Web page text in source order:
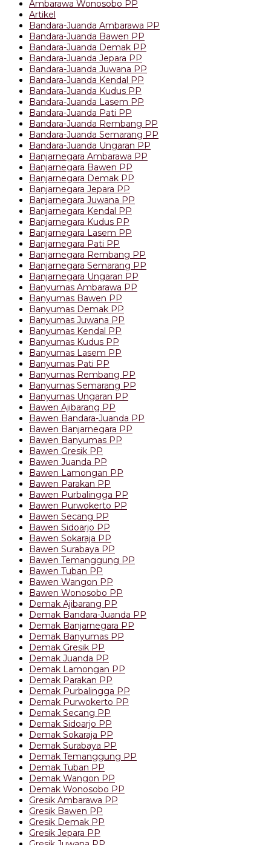
Ambarawa Wonosobo PP
Artikel
Bandara-Juanda Ambarawa PP
Bandara-Juanda Bawen PP
Bandara-Juanda Demak PP
Bandara-Juanda Jepara PP
Bandara-Juanda Juwana PP
Bandara-Juanda Kendal PP
Bandara-Juanda Kudus PP
Bandara-Juanda Lasem PP
Bandara-Juanda Pati PP
Bandara-Juanda Rembang PP
Bandara-Juanda Semarang PP
Bandara-Juanda Ungaran PP
Banjarnegara Ambarawa PP
Banjarnegara Bawen PP
Banjarnegara Demak PP
Banjarnegara Jepara PP
Banjarnegara Juwana PP
Banjarnegara Kendal PP
Banjarnegara Kudus PP
Banjarnegara Lasem PP
Banjarnegara Pati PP
Banjarnegara Rembang PP
Banjarnegara Semarang PP
Banjarnegara Ungaran PP
Banyumas Ambarawa PP
Banyumas Bawen PP
Banyumas Demak PP
Banyumas Juwana PP
Banyumas Kendal PP
Banyumas Kudus PP
Banyumas Lasem PP
Banyumas Pati PP
Banyumas Rembang PP
Banyumas Semarang PP
Banyumas Ungaran PP
Bawen Ajibarang PP
Bawen Bandara-Juanda PP
Bawen Banjarnegara PP
Bawen Banyumas PP
Bawen Gresik PP
Bawen Juanda PP
Bawen Lamongan PP
Bawen Parakan PP
Bawen Purbalingga PP
Bawen Purwokerto PP
Bawen Secang PP
Bawen Sidoarjo PP
Bawen Sokaraja PP
Bawen Surabaya PP
Bawen Temanggung PP
Bawen Tuban PP
Bawen Wangon PP
Bawen Wonosobo PP
Demak Ajibarang PP
Demak Bandara-Juanda PP
Demak Banjarnegara PP
Demak Banyumas PP
Demak Gresik PP
Demak Juanda PP
Demak Lamongan PP
Demak Parakan PP
Demak Purbalingga PP
Demak Purwokerto PP
Demak Secang PP
Demak Sidoarjo PP
Demak Sokaraja PP
Demak Surabaya PP
Demak Temanggung PP
Demak Tuban PP
Demak Wangon PP
Demak Wonosobo PP
Gresik Ambarawa PP
Gresik Bawen PP
Gresik Demak PP
Gresik Jepara PP